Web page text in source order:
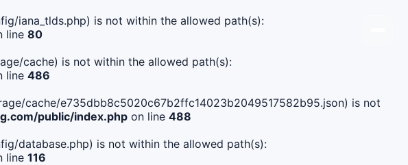
iana_tlds.php) is not within the allowed path(s):
line 80
cache) is not within the allowed path(s):
line 486
cache/e735dbb8c5020c67b2ffc14023b2049517582b95.json) is not
public/index.php on line 488
database.php) is not within the allowed path(s):
line 116